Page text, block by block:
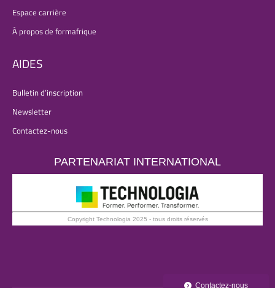
Contactez-nous
Espace carrière
À propos de formafrique
AIDES
Bulletin d’inscription
Newsletter
Contactez-nous
PARTENARIAT INTERNATIONAL
Copyright Technologia 2025 - tous droits réservés